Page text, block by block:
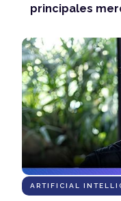
principales
ARTIFICIAL